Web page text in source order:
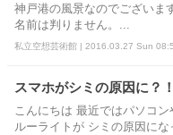
神戸港の風景なのでございま
名前は判りません。...
私立空想芸術館 | 2016.03.27 Sun
スマホがシミの原因に？！
こんにちは 最近ではパソコ
ルーライトが シミの原因に